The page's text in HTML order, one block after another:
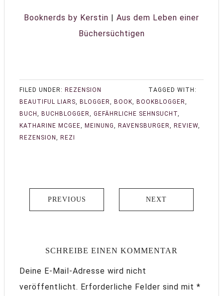
Booknerds by Kerstin
Aus dem Leben einer
Büchersüchtigen
FILED UNDER: REZENSION
TAGGED WITH:
BEAUTIFUL LIARS, BLOGGER, BOOK, BOOKBLOGGER,
BUCH , BUCHBLOGGER, GEFÄHRLICHE SEHNSUCHT,
KATHARINE MCGEE, MEINUNG, RAVENSBURGER, REVIEW,
REZENSION , REZI
PREVIOUS NEXT
SCHREIBE EINEN KOMMENTAR
Deine E-Mail-Adresse wird nicht
veröffentlicht. Erforderliche Felder sind mit *